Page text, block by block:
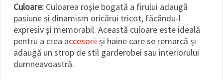
Culoare: Culoarea roșie bogată a firului adaugă
pasiune și dinamism oricărui tricot, făcându-l
expresiv și memorabil. Această culoare este ideală
pentru a crea accesorii și haine care se remarcă și
adaugă un strop de stil garderobei sau interiorului
dumneavoastră.